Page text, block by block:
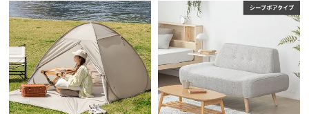
に
つ
い
て
搬
入